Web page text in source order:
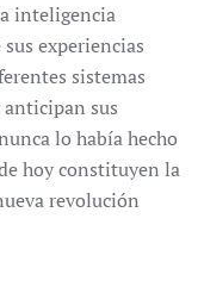
inteligencia
experiencias
sistemas
sus
lo había hecho
hoy constituyen la
revolución